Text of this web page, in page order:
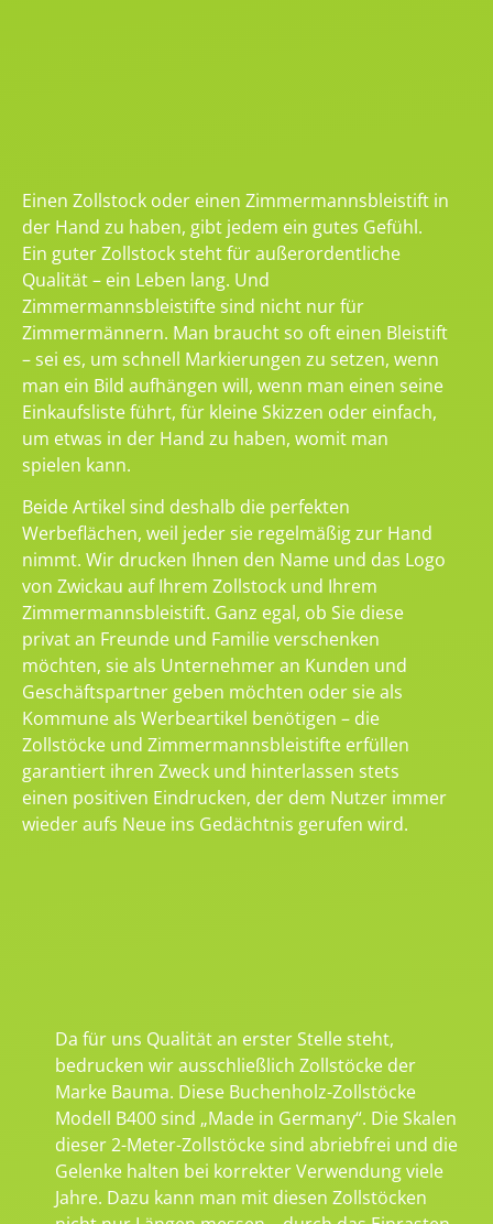
Einen Zollstock oder einen Zimmermannsbleistift in
der Hand zu haben, gibt jedem ein gutes Gefühl.
Ein guter Zollstock steht für außerordentliche
Qualität – ein Leben lang. Und
Zimmermannsbleistifte sind nicht nur für
Zimmermännern. Man braucht so oft einen Bleistift
– sei es, um schnell Markierungen zu setzen, wenn
man ein Bild aufhängen will, wenn man einen seine
Einkaufsliste führt, für kleine Skizzen oder einfach,
um etwas in der Hand zu haben, womit man
spielen kann.
Beide Artikel sind deshalb die perfekten
Werbeflächen, weil jeder sie regelmäßig zur Hand
nimmt. Wir drucken Ihnen den Name und das Logo
von Zwickau auf Ihrem Zollstock und Ihrem
Zimmermannsbleistift. Ganz egal, ob Sie diese
privat an Freunde und Familie verschenken
möchten, sie als Unternehmer an Kunden und
Geschäftspartner geben möchten oder sie als
Kommune als Werbeartikel benötigen – die
Zollstöcke und Zimmermannsbleistifte erfüllen
garantiert ihren Zweck und hinterlassen stets
einen positiven Eindrucken, der dem Nutzer immer
wieder aufs Neue ins Gedächtnis gerufen wird.
Da für uns Qualität an erster Stelle steht,
bedrucken wir ausschließlich Zollstöcke der
Marke Bauma. Diese Buchenholz-Zollstöcke
Modell B400 sind „Made in Germany“. Die Skalen
dieser 2-Meter-Zollstöcke sind abriebfrei und die
Gelenke halten bei korrekter Verwendung viele
Jahre. Dazu kann man mit diesen Zollstöcken